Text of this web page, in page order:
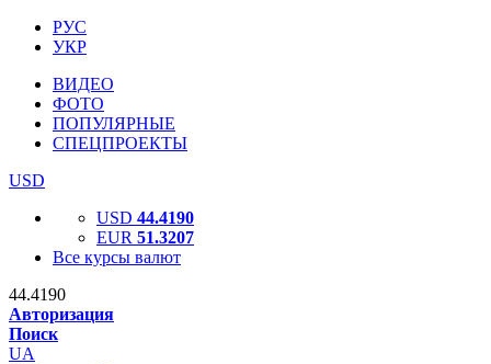
РУС
УКР
ВИДЕО
ФОТО
ПОПУЛЯРНЫЕ
СПЕЦПРОЕКТЫ
USD
USD 44.4190
EUR 51.3207
Все курсы валют
44.4190
Авторизация
Поиск
UA